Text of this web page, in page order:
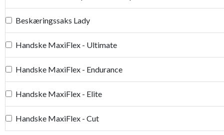
Beskæringssaks Lady
Handske MaxiFlex - Ultimate
Handske MaxiFlex - Endurance
Handske MaxiFlex - Elite
Handske MaxiFlex - Cut